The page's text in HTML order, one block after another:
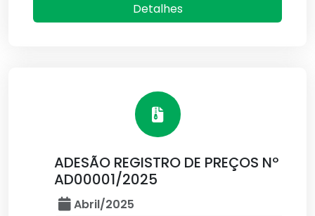
Detalhes
ADESÃO REGISTRO DE PREÇOS Nº
AD00001/2025
Abril/2025